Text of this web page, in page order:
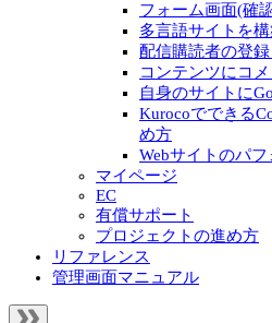
フォーム画面(確
多言語サイトを
配信購読者の登
コンテンツにコ
自身のサイトに
Kurocoでできる
め方
Webサイトのパ
マイページ
EC
有償サポート
プロジェクトの進め方
リファレンス
管理画面マニュアル